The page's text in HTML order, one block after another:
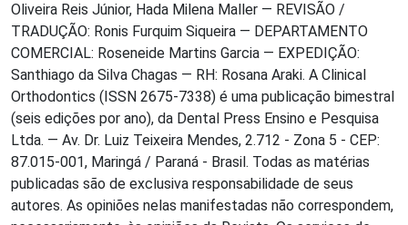
Oliveira Reis Júnior, Hada Milena Maller — REVISÃO /
TRADUÇÃO: Ronis Furquim Siqueira — DEPARTAMENTO
COMERCIAL: Roseneide Martins Garcia — EXPEDIÇÃO:
Santhiago da Silva Chagas — RH: Rosana Araki. A Clinical
Orthodontics (ISSN 2675-7338) é uma publicação bimestral
(seis edições por ano), da Dental Press Ensino e Pesquisa
Ltda. — Av. Dr. Luiz Teixeira Mendes, 2.712 - Zona 5 - CEP:
87.015-001, Maringá / Paraná - Brasil. Todas as matérias
publicadas são de exclusiva responsabilidade de seus
autores. As opiniões nelas manifestadas não correspondem,